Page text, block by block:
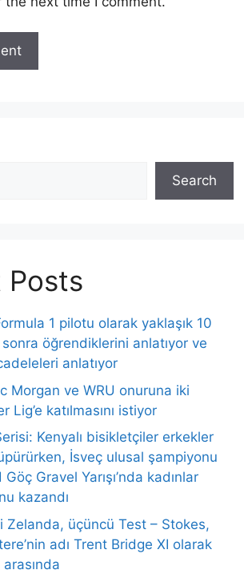
Search
Posts
1 pilotu olarak yaklaşık 10
öğrendiklerini anlatıyor ve
anlatıyor
Morgan ve WRU onuruna iki
Lig’e katılmasını istiyor
Kenyalı bisikletçiler erkekler
İsveç ulusal şampiyonu
Gravel Yarışı’nda kadınlar
kazandı
Zelanda, üçüncü Test – Stokes,
adı Trent Bridge XI olarak